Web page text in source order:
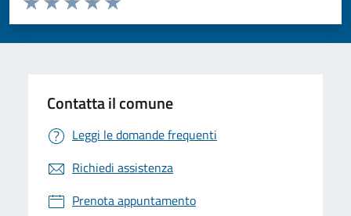
Valuta 5 stelle su 5
Valuta 4 stelle su 5
Valuta 3 stelle su 5
Valuta 2 stelle su 5
Valuta 1 stelle su 5
Contatta il comune
Leggi le domande frequenti
Richiedi assistenza
Prenota appuntamento